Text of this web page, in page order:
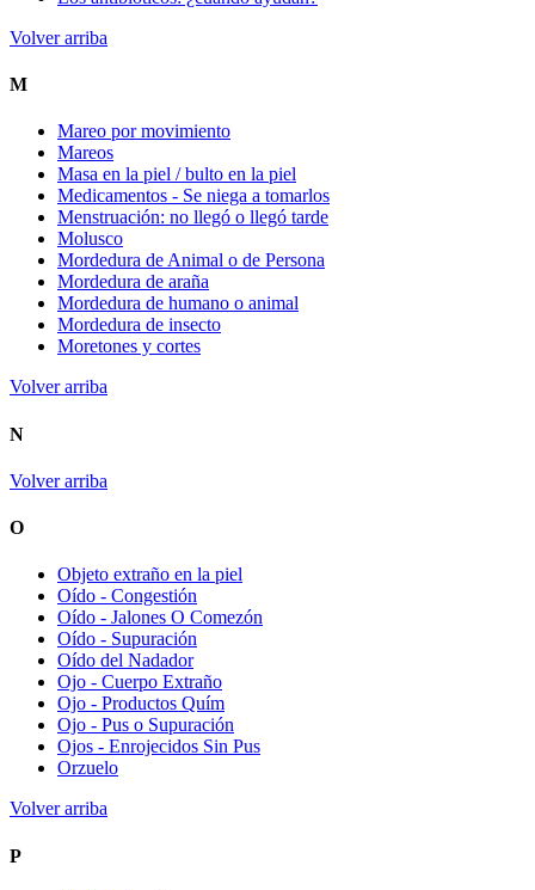
Volver arriba
M
Mareo por movimiento
Mareos
Masa en la piel / bulto en la piel
Medicamentos - Se niega a tomarlos
Menstruación: no llegó o llegó tarde
Molusco
Mordedura de Animal o de Persona
Mordedura de araña
Mordedura de humano o animal
Mordedura de insecto
Moretones y cortes
Volver arriba
N
Volver arriba
O
Objeto extraño en la piel
Oído - Congestión
Oído - Jalones O Comezón
Oído - Supuración
Oído del Nadador
Ojo - Cuerpo Extraño
Ojo - Productos Quím
Ojo - Pus o Supuración
Ojos - Enrojecidos Sin Pus
Orzuelo
Volver arriba
P